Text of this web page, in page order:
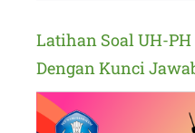
Latihan Soal UH-PH
Dengan Kunci